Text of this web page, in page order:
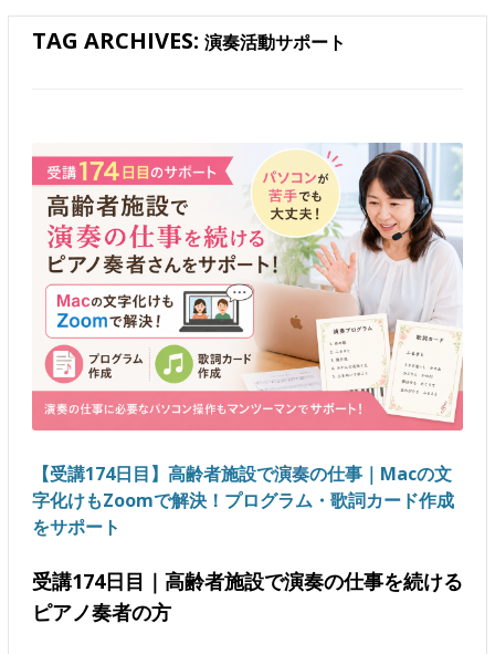
TAG ARCHIVES: 演奏活動サポート
【受講174日目】高齢者施設で演奏の仕事｜Macの文
字化けもZoomで解決！プログラム・歌詞カード作成
をサポート
受講174日目｜高齢者施設で演奏の仕事を続ける
ピアノ奏者の方